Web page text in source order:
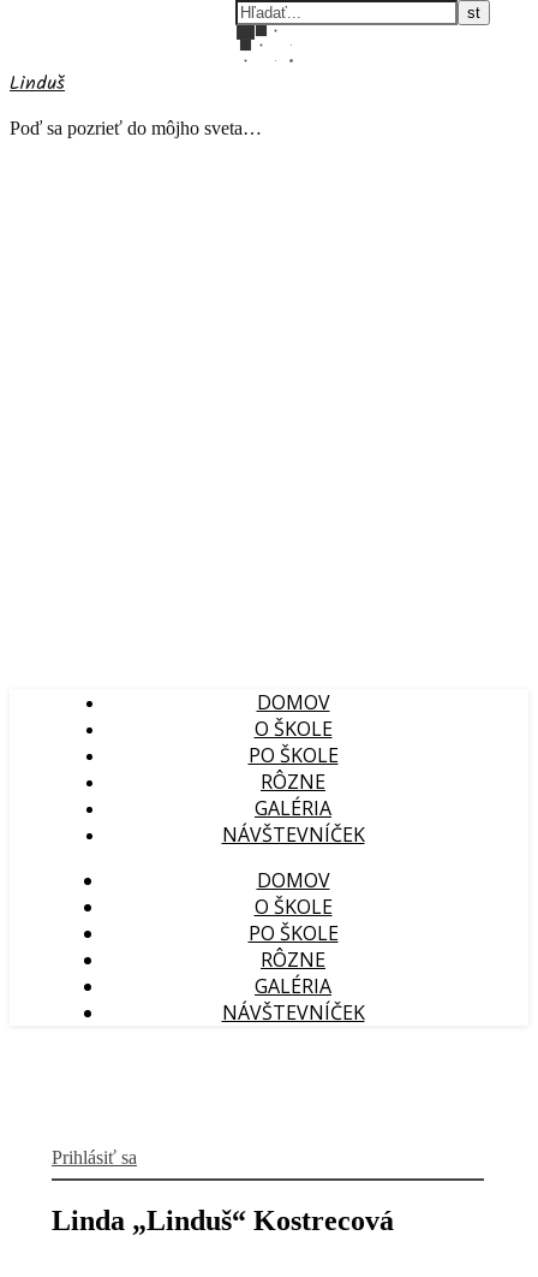
Linduš
Poď sa pozrieť do môjho sveta…
DOMOV
O ŠKOLE
PO ŠKOLE
RÔZNE
GALÉRIA
NÁVŠTEVNÍČEK
DOMOV
O ŠKOLE
PO ŠKOLE
RÔZNE
GALÉRIA
NÁVŠTEVNÍČEK
Prihlásiť sa
Linda „Linduš“ Kostrecová